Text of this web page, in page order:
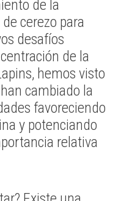
de la
cerezo para
desafíos
de la
hemos visto
cambiado la
favoreciendo
y potenciando
relativa